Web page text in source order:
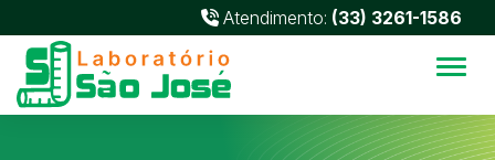
Atendimento: (33) 3261-1586